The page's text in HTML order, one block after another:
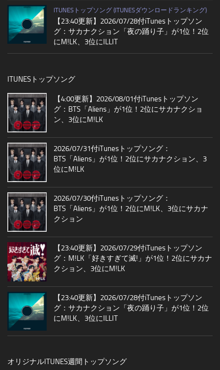
ITUNESトップソング (ITUNESダウンロードランキング)
【23:40更新】2026/07/28付iTunesトップソン
グ：サカナクション「夜の踊り子」が1位！2位
にM!LK、3位にILLIT
ITUNESトップソング
【4:00更新】2026/08/01付iTunesトップソン
グ：BTS「Aliens」が1位！2位にサカナクショ
ン、3位にM!LK
2026/07/31付iTunesトップソング：
BTS「Aliens」が1位！2位にサカナクション、3
位にM!LK
2026/07/30付iTunesトップソング：
BTS「Aliens」が1位！2位にM!LK、3位にサカナ
クション
【23:40更新】2026/07/29付iTunesトップソン
グ：M!LK「好きすぎて滅!」が1位！2位にサカナ
クション、3位にM!LK
【23:40更新】2026/07/28付iTunesトップソン
グ：サカナクション「夜の踊り子」が1位！2位
にM!LK、3位にILLIT
オリジナルITUNES週間トップソング